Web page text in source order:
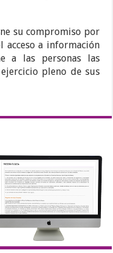
su compromiso por
acceso a información
a las personas las
pleno de sus